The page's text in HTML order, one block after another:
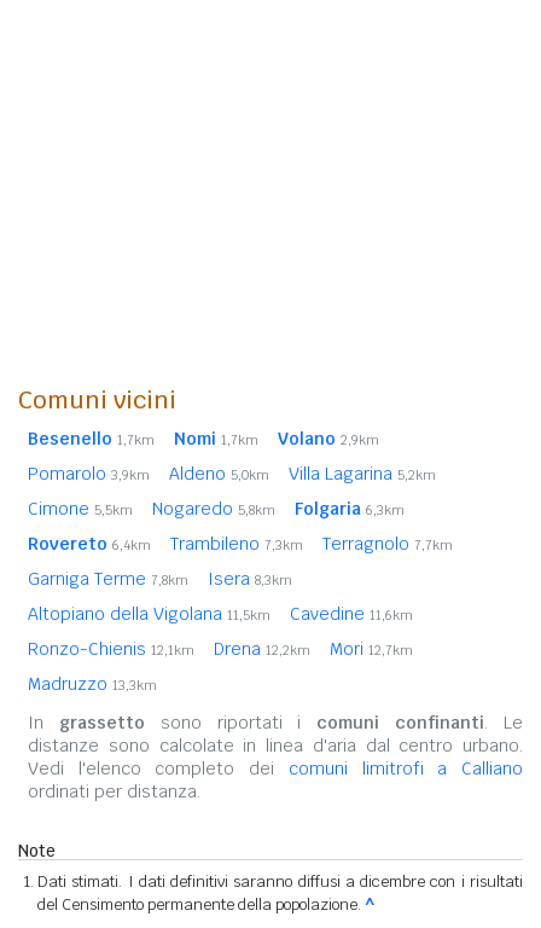
Comuni vicini
Besenello 1,7km Nomi 1,7km Volano 2,9km
Pomarolo 3,9km Aldeno 5,0km Villa Lagarina 5,2km
Cimone 5,5km Nogaredo 5,8km Folgaria 6,3km
Rovereto 6,4km Trambileno 7,3km Terragnolo 7,7km
Garniga Terme 7,8km Isera 8,3km
Altopiano della Vigolana 11,5km Cavedine 11,6km
Ronzo-Chienis 12,1km Drena 12,2km Mori 12,7km
Madruzzo 13,3km
In grassetto sono riportati i comuni confinanti. Le
distanze sono calcolate in linea d'aria dal centro urbano.
Vedi l'elenco completo dei comuni limitrofi a Calliano
ordinati per distanza.
Note
Dati stimati. I dati definitivi saranno diffusi a dicembre con i risultati
del Censimento permanente della popolazione. ^